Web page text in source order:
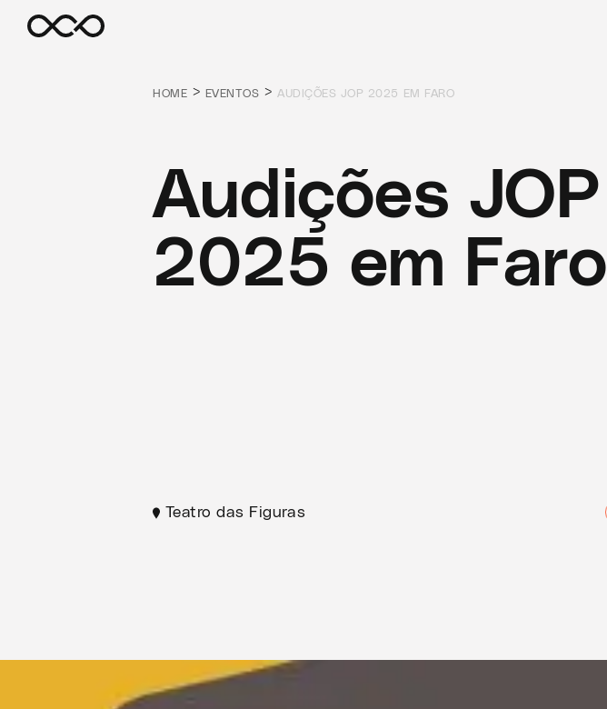
HOME > EVENTOS >AUDIÇÕES JOP 2025 EM FARO
Audições JOP
2025 em Faro
Teatro das Figuras